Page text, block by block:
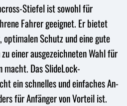
Stiefel ist sowohl für
Fahrer geeignet. Er bietet
Schutz und eine gute
einer ausgezeichneten Wahl für
macht. Das SlideLock-
ein schnelles und einfaches An-
für Anfänger von Vorteil ist.